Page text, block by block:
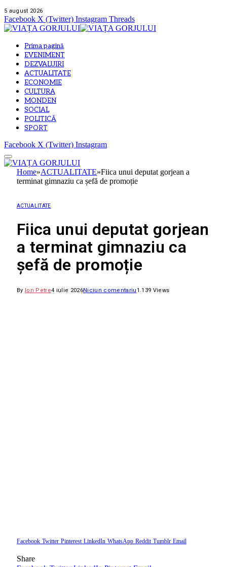
5 august 2026
Facebook X (Twitter) Instagram Threads
Prima pagină
EVENIMENT
DEZVALUIRI
ACTUALITATE
ECONOMIE
CULTURA
MONDEN
SOCIAL
POLITICĂ
SPORT
Facebook X (Twitter) Instagram
Home»ACTUALITATE»Fiica unui deputat gorjean a
terminat gimnaziu ca șefă de promoție
ACTUALITATE
Fiica unui deputat gorjean
a terminat gimnaziu ca
șefă de promoție
By Ion Petre4 iulie 2026Niciun comentariu 1.139 Views
Facebook Twitter Pinterest LinkedIn WhatsApp Reddit Tumblr Email
Share